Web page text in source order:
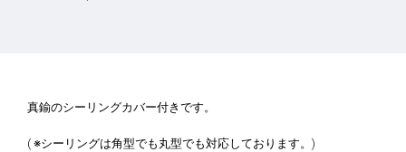
真鍮のシーリングカバー付きです。
( ※シーリングは角型でも丸型でも対応しております。)